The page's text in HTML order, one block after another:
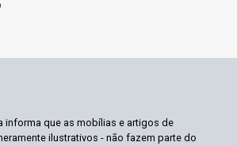
informa que as mobílias e artigos de
ilustrativos - não fazem parte do